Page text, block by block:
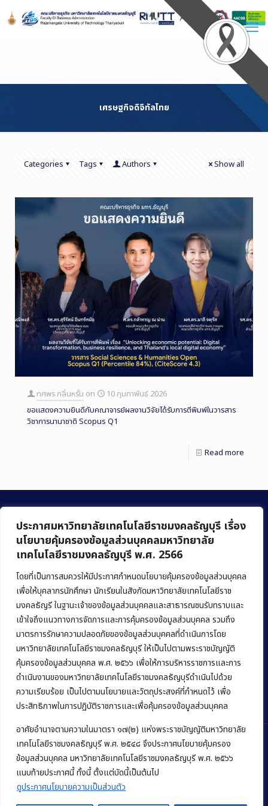
ประกาศมหาวิทยาลัยเทคโนโลยีราชมงคลธัญบุรี เรื่อง
นโยบายคุ้มครองข้อมูลส่วนบุคคลมหาวิทยาลัย
เทคโนโลยีราชมงคลธัญบุรี พ.ศ. 2566
โดยที่เป็นการสมควรให้มีประกาศกำหนดนโยบายคุ้มครองข้อมูลส่วนบุคคล
เพื่อให้บุคลากรนักศึกษา นักเรียนในสังกัดมหาวิทยาลัยเทคโนโลยีราช
มงคลธัญรี ในฐานะเจ้าของข้อมูลส่วนบุคคลและสาธารณชนรับทราบและ
เข้าใจถึงแนวทางการจัดการและการคุ้มครองข้อมูลส่วนบุคคล รวมถึง
มาตรการรักษาความปลอดภัยของข้อมูลส่วนบุคคลที่ดำเนินการโดย
มหาวิทยาลัยเทคโนโลยีราชมงคลธัญบุรี ให้เป็นไปตามพระราชบัญญัติ
คุ้มครองข้อมูลส่วนบุคคล พ.ศ. ๒๕๖๖ เพื่อให้การบริหารราชการและการ
ดำเนินงานของมหาวิทยาลัยเทคโนโลยีราชมงคลธัญบุรีดำเนินไปด้วย
ความเรียบร้อย เป็นไปตามนโยบายและวัตถุประสงค์ที่กำหนดไว้ เพื่อ
ประสิทธิภาพในการปฏิบัติราชการและเพื่อคุ้มครองข้อมูลส่วนบุคคล
อาศัยอำนาจตามความในมาตรา ๑๗(๒) แห่งพระราชบัญญัติมหาวิทยาลัย
เทคโนโลยีราชมงคลธัญบุรี พ.ศ. ๒๕๔๘ จึงประกาศนโยบายคุ้มครอง
ข้อมูลส่วนบุคคล มหาวิทยาลัยเทคโนโลยีราชมงคลธัญบุรี พ.ศ. ๒๕๖๖
แนบท้ายประกาศนี้ ทั้งนี้ ตั้งแต่บัดนี้เป็นต้นไป
ดูประกาศนโยบายความเป็นส่วนตัว
Content
เศรษฐกิจดิจิทัลไทย
Categories Tags Authors Show all
ทศพร กลิ่นหรั่น on
10 กุมภาพันธ์ 2026
ขอแสดงความยินดีกับคณาจารย์ผลงานวิจัยได้รับการตีพิมพ์ในวารสาร
วิชาการนานาชาติ Scopus Q1
Read more
คณะบริหารธุรกิจ
มหาวิทยาลัยเทคโนโลยีราชมงคลธัญบุรี
39 หมู่ 1 ถนนรังสิต-นครนายก ตำบลคลองหก
อำเภอคลองหลวง จังหวัดปทุมธานี 12120
Phone:+66 (0) 2549 3243,+66 (0) 2549 3241
E-mail:bus@rmutt.ac.th
Copyright © 2022 คณะบริหารธุรกิจ มหาวิทยาลัยเทคโนโลยีราชมงคล
ธัญบุรี